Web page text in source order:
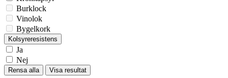
Burklock
Vinolok
Bygelkork
Kolsyreresistens
Ja
Nej
Rensa alla Visa resultat